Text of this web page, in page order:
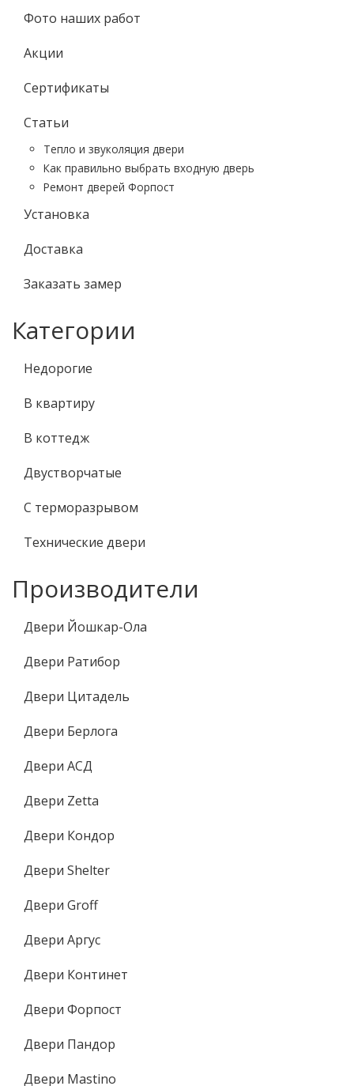
Фото наших работ
Акции
Сертификаты
Статьи
Тепло и звуколяция двери
Как правильно выбрать входную дверь
Ремонт дверей Форпост
Установка
Доставка
Заказать замер
Категории
Недорогие
В квартиру
В коттедж
Двустворчатые
С терморазрывом
Технические двери
Производители
Двери Йошкар-Ола
Двери Ратибор
Двери Цитадель
Двери Берлога
Двери АСД
Двери Zetta
Двери Кондор
Двери Shelter
Двери Groff
Двери Аргус
Двери Континет
Двери Форпост
Двери Пандор
Двери Mastino